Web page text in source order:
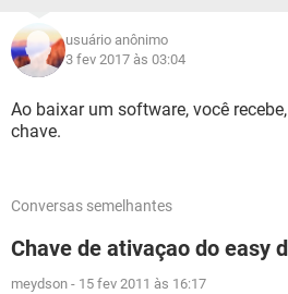
usuário anônimo
3 fev 2017 às 03:04
Ao baixar um software, você
chave.
Conversas semelhantes
Chave de ativaçao do easy
meydson - 15 fev 2011 às 16:17